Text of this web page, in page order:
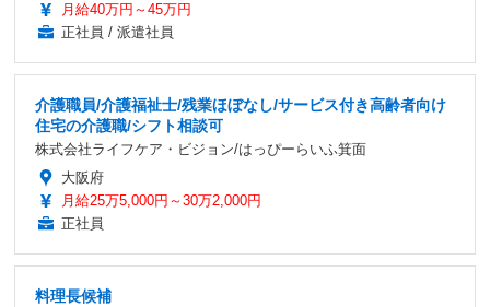
月給40万円～45万円
正社員 / 派遣社員
介護職員/介護福祉士/残業ほぼなし/サービス付き高齢者向け
住宅の介護職/シフト相談可
株式会社ライフケア・ビジョン/はっぴーらいふ箕面
大阪府
月給25万5,000円～30万2,000円
正社員
料理長候補